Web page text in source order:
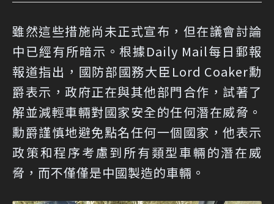
雖然這些措施尚未正式宣布，但在議會討論
中已經有所暗示。根據Daily Mail每日郵報
報道指出，國防部國務大臣Lord Coaker勳
爵表示，政府正在與其他部門合作，試著了
解並減輕車輛對國家安全的任何潛在威脅。
勳爵謹慎地避免點名任何一個國家，他表示
政策和程序考慮到所有類型車輛的潛在威
脅，而不僅僅是中國製造的車輛。